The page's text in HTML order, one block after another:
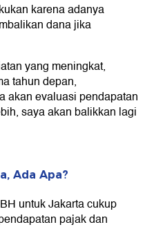
karena adanya
dana jika
yang meningkat,
tahun depan,
akan evaluasi pendapatan
saya akan balikkan lagi
Ada Apa?
untuk Jakarta cukup
pajak dan